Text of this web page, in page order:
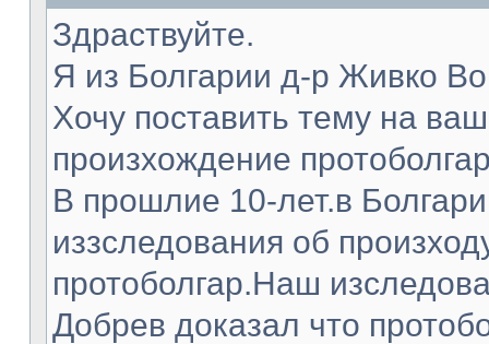
Здраствуйте.
Я из Болгарии д-р Живко
Хочу поставить тему на
произхождение
В прошлие 10-лет.в
иззследования об
протоболгар.Наш
Добрев доказал что